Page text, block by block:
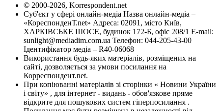
© 2000-2026, Korrespondent.net
Суб'єкт у сфері онлайн-медіа Назва онлайн-медіа –
«КореспонденТ.net» Адреса: 02091, місто Київ,
ХАРКІВСЬКЕ ШОСЕ, будинок 172-Б, офіс 208/1 E-mail:
sunlight@mediadim.com.ua Телефон: 044-205-43-00
Ідентифікатор медіа – R40-06068
Використання будь-яких матеріалів, розміщених на
сайті, дозволяється за умови посилання на
Корреспондент.net.
При копіюванні матеріалів зі сторінки « Новини України
і світу» , для інтернет - видань - обов'язкове пряме
відкрите для пошукових систем гіперпосилання .